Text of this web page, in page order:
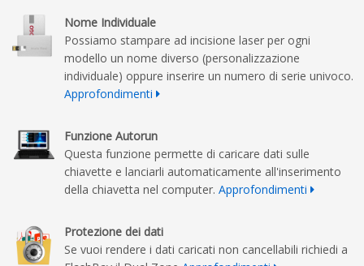
Nome Individuale
Possiamo stampare ad incisione laser per ogni
modello un nome diverso (personalizzazione
individuale) oppure inserire un numero di serie univoco.
Approfondimenti
Funzione Autorun
Questa funzione permette di caricare dati sulle
chiavette e lanciarli automaticamente all'inserimento
della chiavetta nel computer. Approfondimenti
Protezione dei dati
Se vuoi rendere i dati caricati non cancellabili richiedi a